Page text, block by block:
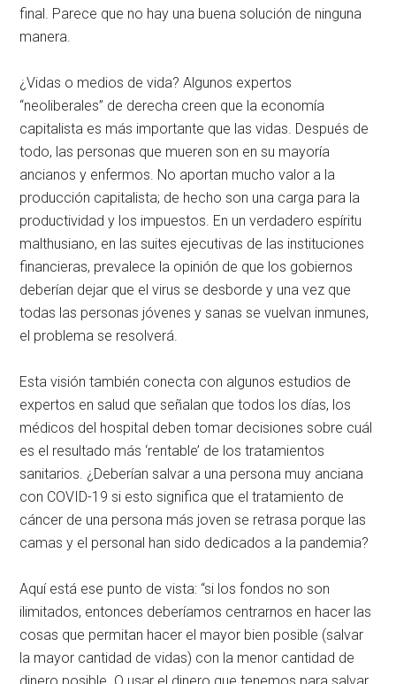
final. Parece que no hay una buena solución de ninguna
manera.
¿Vidas o medios de vida? Algunos expertos
“neoliberales” de derecha creen que la economía
capitalista es más importante que las vidas. Después de
todo, las personas que mueren son en su mayoría
ancianos y enfermos. No aportan mucho valor a la
producción capitalista; de hecho son una carga para la
productividad y los impuestos. En un verdadero espíritu
malthusiano, en las suites ejecutivas de las instituciones
financieras, prevalece la opinión de que los gobiernos
deberían dejar que el virus se desborde y una vez que
todas las personas jóvenes y sanas se vuelvan inmunes,
el problema se resolverá.
Esta visión también conecta con algunos estudios de
expertos en salud que señalan que todos los días, los
médicos del hospital deben tomar decisiones sobre cuál
es el resultado más ‘rentable’ de los tratamientos
sanitarios. ¿Deberían salvar a una persona muy anciana
con COVID-19 si esto significa que el tratamiento de
cáncer de una persona más joven se retrasa porque las
camas y el personal han sido dedicados a la pandemia?
Aquí está ese punto de vista: “si los fondos no son
ilimitados, entonces deberíamos centrarnos en hacer las
cosas que permitan hacer el mayor bien posible (salvar
la mayor cantidad de vidas) con la menor cantidad de